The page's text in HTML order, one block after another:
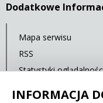
Dodatkowe
Mapa serwisu
RSS
Statystyki
INFORMACJA